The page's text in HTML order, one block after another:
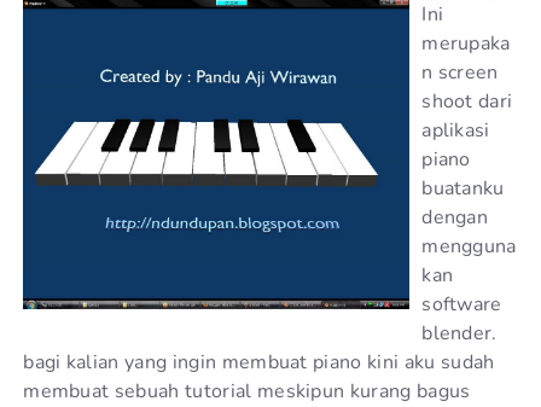
Ini
merupaka
n screen
shoot dari
aplikasi
piano
buatanku
dengan
mengguna
kan
software
blender.
bagi kalian yang ingin membuat piano kini aku sudah
membuat sebuah tutorial meskipun kurang bagus